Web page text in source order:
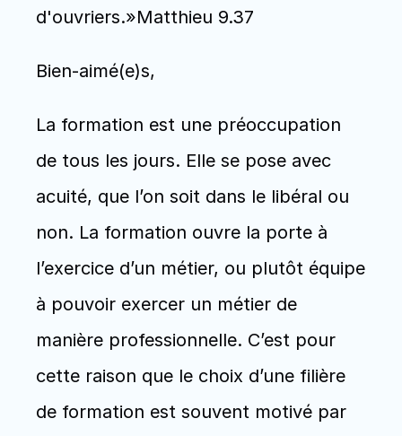
d'ouvriers.»Matthieu 9.37
Bien-aimé(e)s,
La formation est une préoccupation
de tous les jours. Elle se pose avec
acuité, que l’on soit dans le libéral ou
non. La formation ouvre la porte à
l’exercice d’un métier, ou plutôt équipe
à pouvoir exercer un métier de
manière professionnelle. C’est pour
cette raison que le choix d’une filière
de formation est souvent motivé par